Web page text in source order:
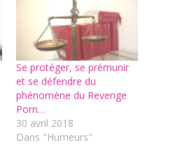
Se protéger, se prémunir
et se défendre du
phénomène du Revenge
Porn…
30 avril 2018
Dans "Humeurs"